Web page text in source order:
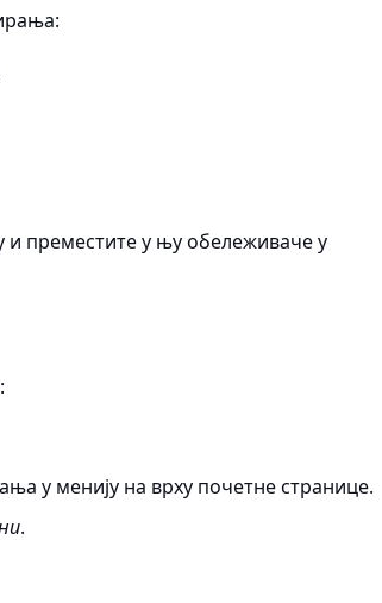
преместите у њу обележиваче у
у менију на врху почетне странице.
.